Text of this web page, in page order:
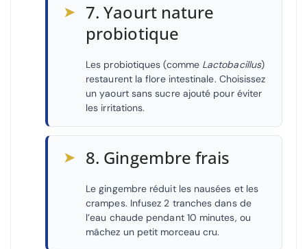
➤ 7. Yaourt nature
probiotique
Les probiotiques (comme Lactobacillus)
restaurent la flore intestinale. Choisissez
un yaourt sans sucre ajouté pour éviter
les irritations.
➤ 8. Gingembre frais
Le gingembre réduit les nausées et les
crampes. Infusez 2 tranches dans de
l’eau chaude pendant 10 minutes, ou
mâchez un petit morceau cru.